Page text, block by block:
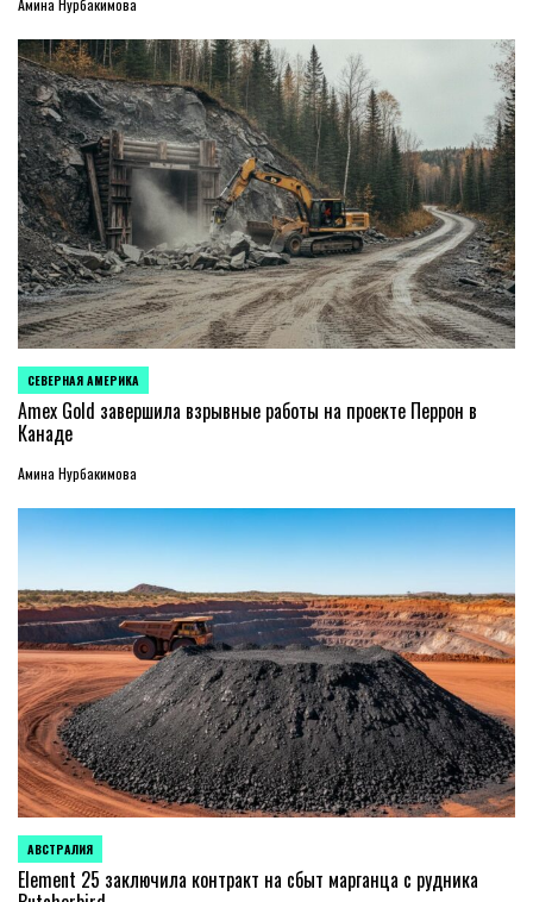
Амина Нурбакимова
ОПУБЛИКОВАНО
В
СЕВЕРНАЯ АМЕРИКА
Amex Gold завершила взрывные работы на проекте Перрон в
Канаде
Амина Нурбакимова
ОПУБЛИКОВАНО
В
АВСТРАЛИЯ
Element 25 заключила контракт на сбыт марганца с рудника